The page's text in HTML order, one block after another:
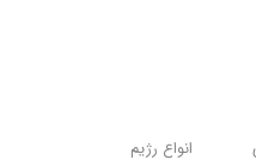
انواع رژیم